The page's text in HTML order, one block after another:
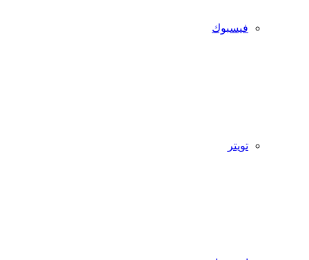
فيسبوك
تويتر